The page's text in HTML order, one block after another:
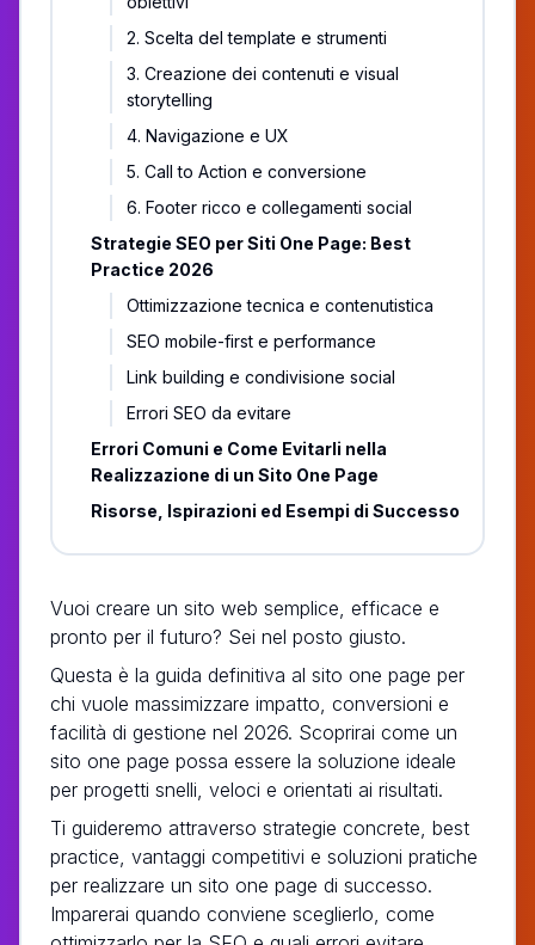
2. Scelta del template e strumenti
3. Creazione dei contenuti e visual
storytelling
4. Navigazione e UX
5. Call to Action e conversione
6. Footer ricco e collegamenti social
Strategie SEO per Siti One Page: Best
Practice 2026
Ottimizzazione tecnica e contenutistica
SEO mobile-first e performance
Link building e condivisione social
Errori SEO da evitare
Errori Comuni e Come Evitarli nella
Realizzazione di un Sito One Page
Risorse, Ispirazioni ed Esempi di Successo
Vuoi creare un sito web semplice, efficace e
pronto per il futuro? Sei nel posto giusto.
Questa è la guida definitiva al sito one page per
chi vuole massimizzare impatto, conversioni e
facilità di gestione nel 2026. Scoprirai come un
sito one page possa essere la soluzione ideale
per progetti snelli, veloci e orientati ai risultati.
Ti guideremo attraverso strategie concrete, best
practice, vantaggi competitivi e soluzioni pratiche
per realizzare un sito one page di successo.
Imparerai quando conviene sceglierlo, come